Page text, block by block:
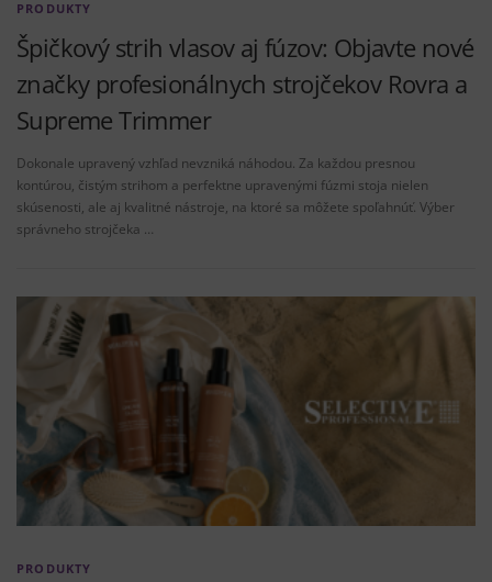
PRODUKTY
Špičkový strih vlasov aj fúzov: Objavte nové
značky profesionálnych strojčekov Rovra a
Supreme Trimmer
Dokonale upravený vzhľad nevzniká náhodou. Za každou presnou
kontúrou, čistým strihom a perfektne upravenými fúzmi stoja nielen
skúsenosti, ale aj kvalitné nástroje, na ktoré sa môžete spoľahnúť. Výber
správneho strojčeka …
PRODUKTY